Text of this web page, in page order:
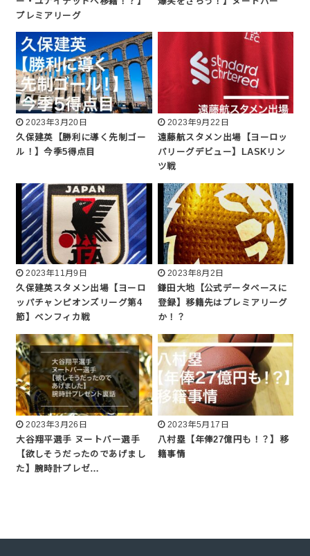
プレミアリーグ
2023年3月20日
久保建英【勝利に導く先制ゴー
ル！】今季5得点目
2023年9月22日
遠藤航スタメン出場【ヨーロッ
パリーグデビュー】LASKリン
ツ戦
2023年11月9日
久保建英スタメン出場【ヨーロ
ッパチャンピオンズリーグ第4
節】ベンフィカ戦
2023年8月2日
鎌田大地【公式データベースに
登録】移籍先はプレミアリーグ
か！？
2023年3月26日
大谷翔平選手 ヌートバー選手
【欲しそうだったのであげまし
た】腕時計プレゼ…
2023年5月17日
八村塁【年俸27億円も！？】移
籍事情